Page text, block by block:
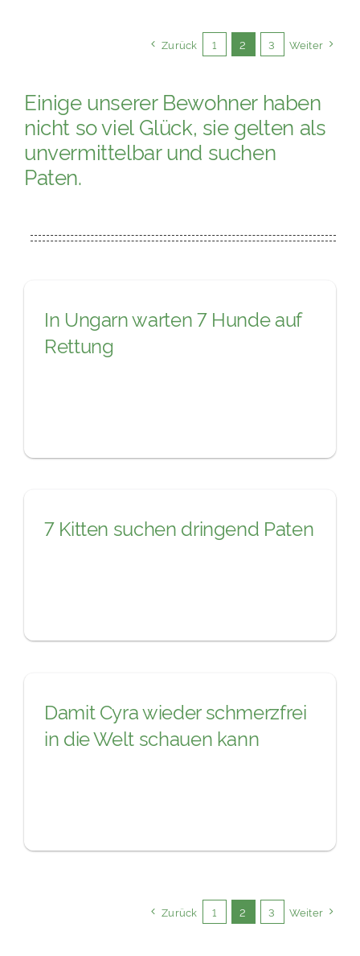
Zurück 1 2 3 Weiter
Einige unserer Bewohner haben
nicht so viel Glück, sie gelten als
unvermittelbar und suchen
Paten.
In Ungarn warten 7 Hunde auf
Rettung
7 Kitten suchen dringend Paten
Damit Cyra wieder schmerzfrei
in die Welt schauen kann
Zurück 1 2 3 Weiter